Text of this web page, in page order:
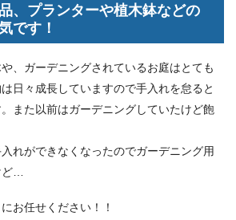
、プランターや植木鉢などの
です！
、ガーデニングされているお庭はとても
日々成長していますので手入れを怠ると
また以前はガーデニングしていたけど飽
れができなくなったのでガーデニング用
…
お任せください！！